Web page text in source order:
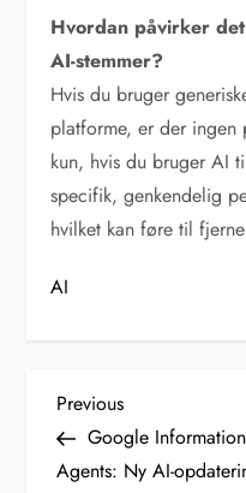
Hvordan påvirker
AI-stemmer?
Hvis du bruger
platforme, er der ingen
kun, hvis du bruger AI
specifik, genkendelig
hvilket kan føre til
AI
I
n
Previous
Post
Previous
Google Information
Agents: Ny AI-